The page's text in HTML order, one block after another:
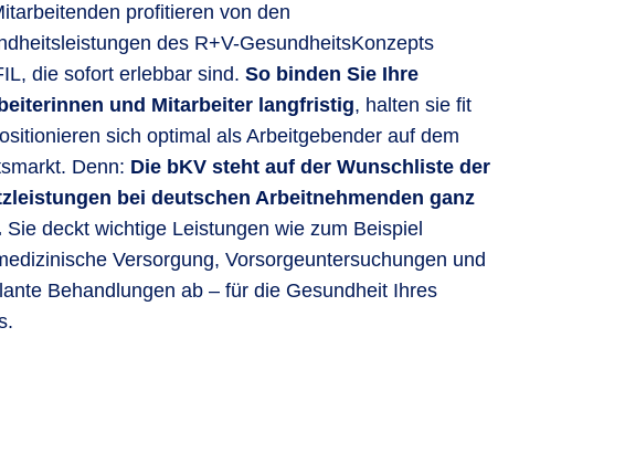
profitieren von den
des R+V-Gesund­heits­Kon­zepts
die sofort erlebbar sind. So binden Sie Ihre
und Mitarbeiter langfristig, halten sie fit
sich optimal als Arbeitgebender auf dem
Denn: Die bKV steht auf der Wunschliste der
bei deutschen Arbeitnehmenden ganz
Sie deckt wichtige Leistungen wie zum Beispiel
Versorgung, Vorsorgeuntersuchungen und
Behandlungen ab – für die Gesundheit Ihres